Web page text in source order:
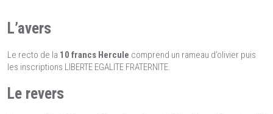
L’avers
Le recto de la 10 francs Hercule comprend un rameau d’olivier puis
les inscriptions LIBERTE EGALITE FRATERNITE.
Le revers